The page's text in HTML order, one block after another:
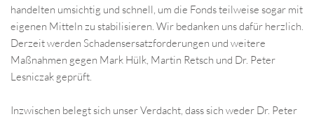
handelten umsichtig und schnell, um die Fonds teilweise sogar mit
eigenen Mitteln zu stabilisieren. Wir bedanken uns dafür herzlich.
Derzeit werden Schadensersatzforderungen und weitere
Maßnahmen gegen Mark Hülk, Martin Retsch und Dr. Peter
Lesniczak geprüft.
Inzwischen belegt sich unser Verdacht, dass sich weder Dr. Peter